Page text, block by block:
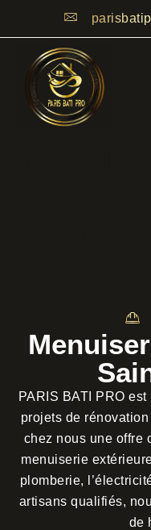
PARIS BATI PRO
projets de
chez nous une offre
menuiserie
plomberie,
artisans qualifiés,
de